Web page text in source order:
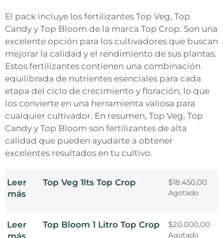
El pack incluye los fertilizantes Top Veg, Top
Candy y Top Bloom de la marca Top Crop. Son una
excelente opción para los cultivadores que buscan
mejorar la calidad y el rendimiento de sus plantas.
Estos fertilizantes contienen una combinación
equilibrada de nutrientes esenciales para cada
etapa del ciclo de crecimiento y floración, lo que
los convierte en una herramienta valiosa para
cualquier cultivador. En resumen, Top Veg, Top
Candy y Top Bloom son fertilizantes de alta
calidad que pueden ayudarte a obtener
excelentes resultados en tu cultivo.
Leer
más
Top Veg 1lts Top Crop $18.450,00
Agotado
Leer
más
Top Bloom 1 Litro Top Crop $20.000,00
Agotado